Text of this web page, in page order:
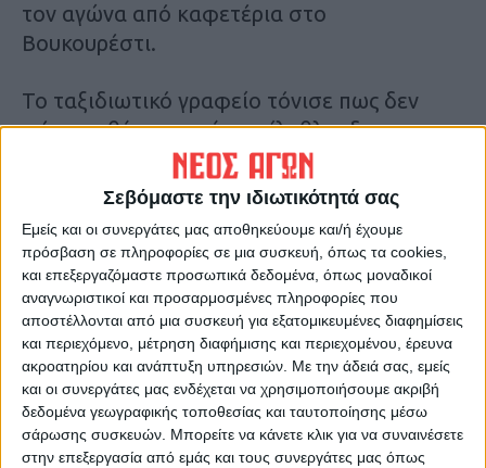
Σεβόμαστε την ιδιωτικότητά σας
Εμείς και οι συνεργάτες μας αποθηκεύουμε και/ή έχουμε
πρόσβαση σε πληροφορίες σε μια συσκευή, όπως τα cookies,
και επεξεργαζόμαστε προσωπικά δεδομένα, όπως μοναδικοί
αναγνωριστικοί και προσαρμοσμένες πληροφορίες που
αποστέλλονται από μια συσκευή για εξατομικευμένες διαφημίσεις
και περιεχόμενο, μέτρηση διαφήμισης και περιεχομένου, έρευνα
ακροατηρίου και ανάπτυξη υπηρεσιών. Με την άδειά σας, εμείς
και οι συνεργάτες μας ενδέχεται να χρησιμοποιήσουμε ακριβή
δεδομένα γεωγραφικής τοποθεσίας και ταυτοποίησης μέσω
σάρωσης συσκευών. Μπορείτε να κάνετε κλικ για να συναινέσετε
στην επεξεργασία από εμάς και τους συνεργάτες μας όπως
τον αγώνα από καφετέρια στο
Βουκουρέστι.
Το ταξιδιωτικό γραφείο τόνισε πως δεν
φέρει ευθύνη, αφού οι φίλαθλοι δεν
γνώριζαν ότι πρόκειται για διαφορετικές
6 French fans will be watching the game
tonight from Bucharest instead of
Budapest
3 were sold tickets to Bucharest, 3 to
Budapest. They all went up the same
plane, not knowing what they were doing
Travel company accused them of not
knowing the difference between the two